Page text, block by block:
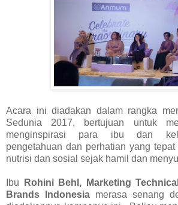
Acara ini diadakan dalam rangka
Sedunia 2017, bertujuan untuk
menginspirasi para ibu dan
pengetahuan dan perhatian yang
nutrisi dan sosial sejak hamil dan
Ibu
Rohini Behl, Marketing
Brands Indonesia merasa senang